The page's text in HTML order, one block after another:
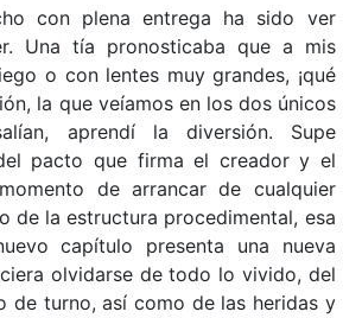
con plena entrega ha sido ver
Una tía pronosticaba que a mis
o con lentes muy grandes, ¡qué
la que veíamos en los dos únicos
aprendí la diversión. Supe
pacto que firma el creador y el
de arrancar de cualquier
de la estructura procedimental, esa
capítulo presenta una nueva
olvidarse de todo lo vivido, del
de turno, así como de las heridas y